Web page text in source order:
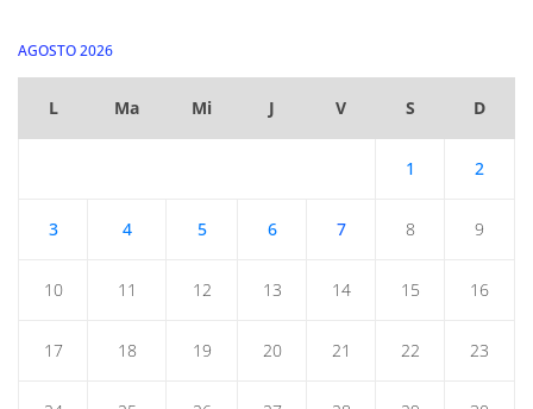
AGOSTO 2026
L Ma Mi J V S D
1 2
3 4 5 6 7 8 9
10 11 12 13 14 15 16
17 18 19 20 21 22 23